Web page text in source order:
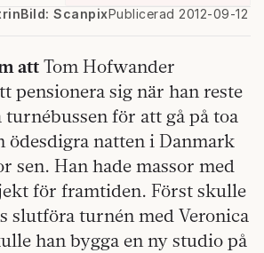
Publicerad 2012-09-12
Bild: Scanpix
att Tom Hofwander
pensionera sig när han reste
turnébussen för att gå på toa
ödesdigra natten i Danmark
sen. Han hade massor med
för framtiden. Först skulle
slutföra turnén med Veronica
han bygga en ny studio på